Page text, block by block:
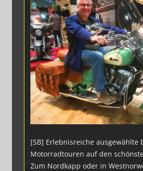
[SB] Erlebnisreiche ausgewählte
Motorradtouren auf den
Zum Nordkapp oder in